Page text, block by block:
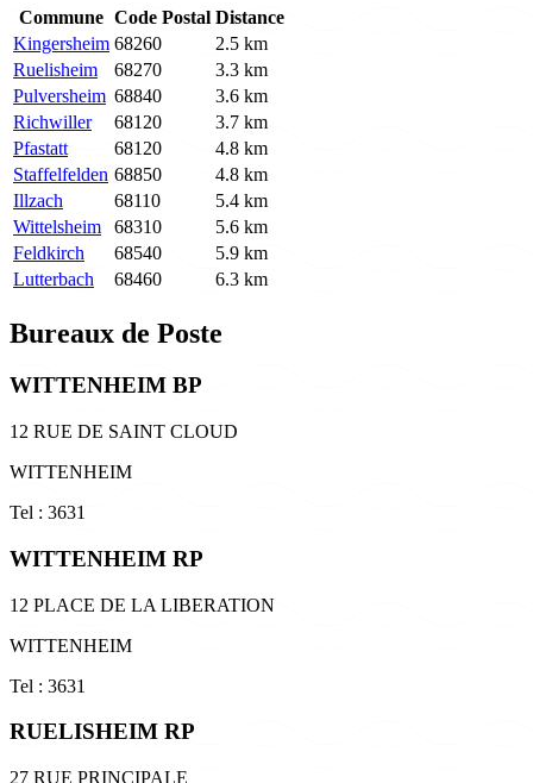
Commune Code Postal Distance
Kingersheim 68260
2.5 km
Ruelisheim
68270
3.3 km
Pulversheim 68840
3.6 km
Richwiller
68120
3.7 km
Pfastatt
68120
4.8 km
Staffelfelden 68850
4.8 km
Illzach
68110
5.4 km
Wittelsheim
68310
5.6 km
Feldkirch
68540
5.9 km
Lutterbach
68460 6.3 km
Bureaux de Poste
WITTENHEIM BP
12 RUE DE SAINT CLOUD
WITTENHEIM
Tel : 3631
WITTENHEIM RP
12 PLACE DE LA LIBERATION
WITTENHEIM
Tel : 3631
RUELISHEIM RP
27 RUE PRINCIPALE